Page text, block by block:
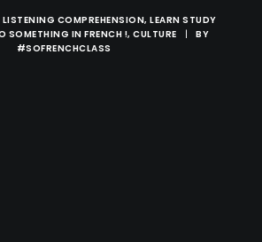
LISTENING COMPREHENSION, LEARN STUDY
SOMETHING IN FRENCH !, CULTURE |
BY
#SOFRENCHCLASS